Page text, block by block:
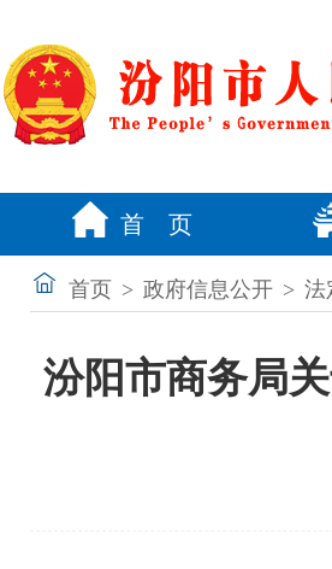
首 页
首页 > 政府信息公开 > 法
汾阳市商务局